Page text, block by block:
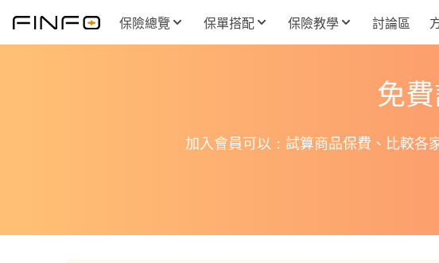
保險總覽 保單搭配 保險教學 討論區
免
加入會員可以：試算商品保費、比較各